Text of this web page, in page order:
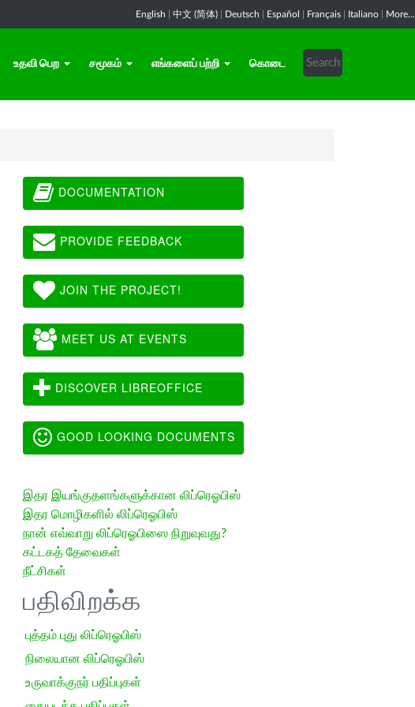
English 中文 (简体) Deutsch Español Français Italiano More...
உதவி பெற சமூகம் எங்களைப் பற்றி கொடை
DOCUMENTATION
PROVIDE FEEDBACK
JOIN THE PROJECT!
MEET US AT EVENTS
DISCOVER LIBREOFFICE
GOOD LOOKING DOCUMENTS
இதர இயங்குதளங்களுக்கான லிப்ரெஓபிஸ்
இதர மொழிகளில் லிப்ரெஓபிஸ்
நான் எவ்வாறு லிப்ரெஓபிஸை நிறுவுவது?
கட்டகத் தேவைகள்
நீட்சிகள்
பதிவிறக்க
புத்தம் புது லிப்ரெஓபிஸ்
நிலையான லிப்ரெஓபிஸ்
உருவாக்குநர் பதிப்புகள்